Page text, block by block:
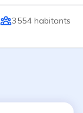
3 554habitants